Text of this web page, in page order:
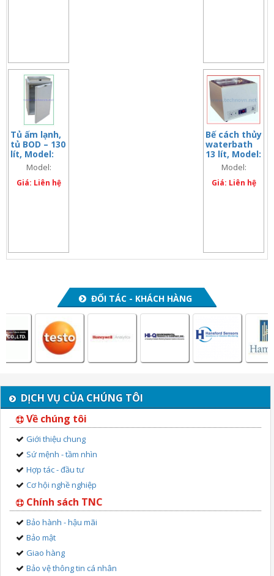
Tủ ấm lạnh,
tủ BOD – 130
lít, Model:
HotCold140
(code:
67253)
Model:
HotCold140
Giá: Liên hệ
Bế cách thủy
waterbath
13 lít, Model:
AstorBath
(code:
67116)
Model:
AstorBath
Giá: Liên hệ
ĐỐI TÁC - KHÁCH HÀNG
DỊCH VỤ CỦA CHÚNG TÔI
Về chúng tôi
Giới thiệu chung
Sứ mệnh - tầm nhìn
Hợp tác - đầu tư
Cơ hội nghề nghiệp
Chính sách TNC
Bảo hành - hậu mãi
Bảo mật
Giao hàng
Bảo vệ thông tin cá nhân